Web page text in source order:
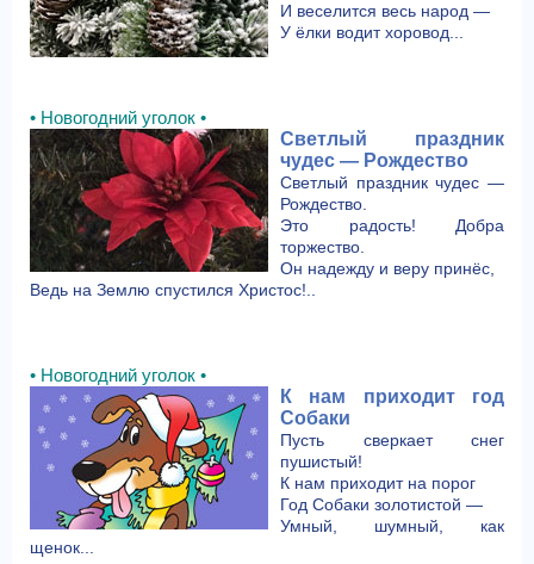
И веселится весь народ —
У ёлки водит хоровод...
• Новогодний уголок •
Светлый праздник
чудес — Рождество
Светлый праздник чудес —
Рождество.
Это радость! Добра
торжество.
Он надежду и веру принёс,
Ведь на Землю спустился Христос!..
• Новогодний уголок •
К нам приходит год
Собаки
Пусть сверкает снег
пушистый!
К нам приходит на порог
Год Собаки золотистой —
Умный, шумный, как
щенок...